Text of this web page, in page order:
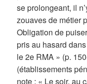
se prolongeant, il
zouaves de métier
Obligation de
pris au hasard
le 2e RMA » (p.
(établissements
note : « Le soir, au